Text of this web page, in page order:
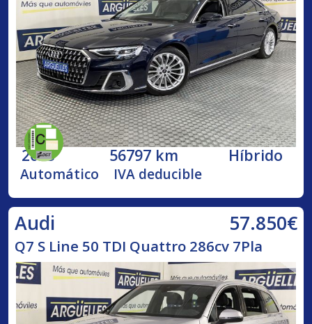
2023 56797 km Híbrido
Automático IVA deducible
Audi 57.850€
Q7 S Line 50 TDI Quattro 286cv 7Pla